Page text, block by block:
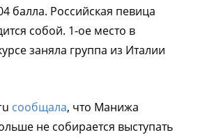
балла. Российская певица
собой. 1-ое место в
заняла группа из Италии
сообщала, что Манижа
не собирается выступать